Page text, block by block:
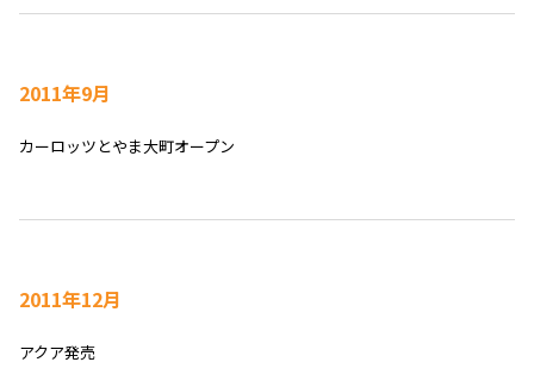
2011年9月
カーロッツとやま大町オープン
2011年12月
アクア発売